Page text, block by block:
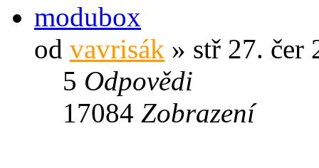
modubox
od vavrisák » stř 27. čer
5 Odpovědi
17084 Zobrazení